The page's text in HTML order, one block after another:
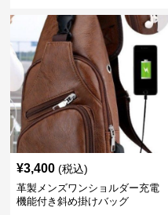
¥3,400 (税込)
革製メンズワンショルダー充電
機能付き斜め掛けバッグ